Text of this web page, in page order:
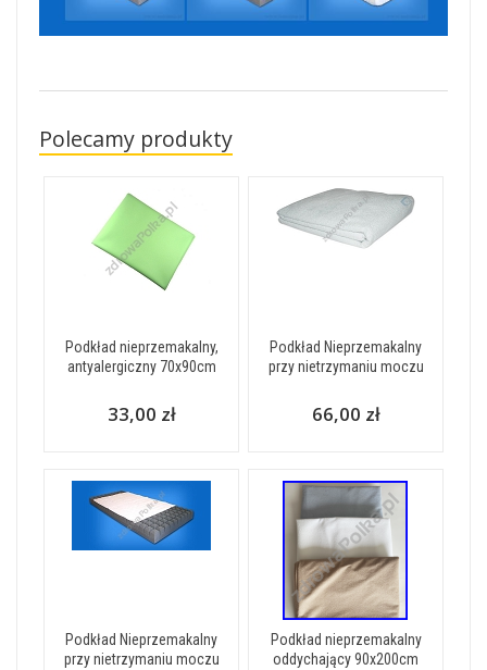
Polecamy produkty
Podkład nieprzemakalny,
antyalergiczny 70x90cm
33,00 zł
Podkład Nieprzemakalny
przy nietrzymaniu moczu
66,00 zł
Podkład Nieprzemakalny
przy nietrzymaniu moczu
Podkład nieprzemakalny
oddychający 90x200cm